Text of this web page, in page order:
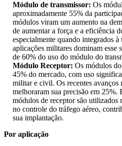
Módulo de transmissor: Os
aproximadamente 55% da
módulos viram um aumento na
de aumentar a força e a eficiência
especialmente quando integrados
aplicações militares dominam esse
de 60% do uso do módulo do
Módulo Receptor: Os módulos
45% do mercado, com uso
militar e civil. Os recentes avanços
melhoraram sua precisão em 25%.
módulos de receptor são
no controle do tráfego aéreo,
sua implantação.
Por aplicação